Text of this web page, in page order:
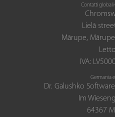
Contatti globali
Lielā
Mārupe,
IVA:
Germania
Dr. Galushko
Im
64367